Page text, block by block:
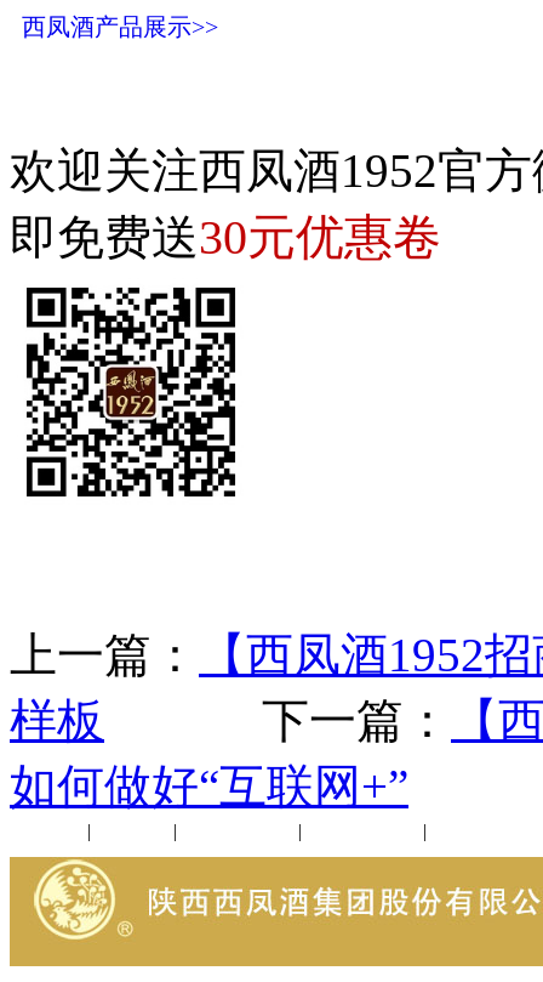
西凤酒产品展示>>
欢迎关注西凤酒1952官
即免费送30元优惠卷
上一篇：
【西凤酒1952
样板
下一篇：
【
如何做好“互联网+”
| | | |